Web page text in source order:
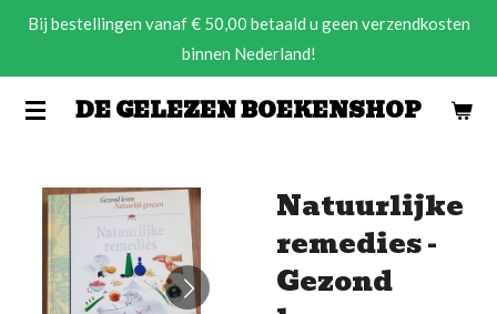
Ga
de
DE GELEZEN BOEKENSHOP
Bij bestellingen vanaf € 50,00 betaald u geen verzendkosten
binnen Nederland!
Natuurlijke
remedies -
Gezond